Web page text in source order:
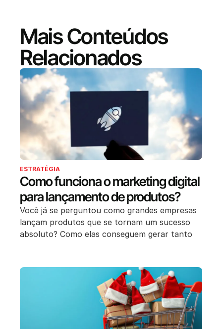
Mais Conteúdos
Relacionados
ESTRATÉGIA
Como funciona o marketing digital
para lançamento de produtos?
Você já se perguntou como grandes empresas
lançam produtos que se tornam um sucesso
absoluto? Como elas conseguem gerar tanto